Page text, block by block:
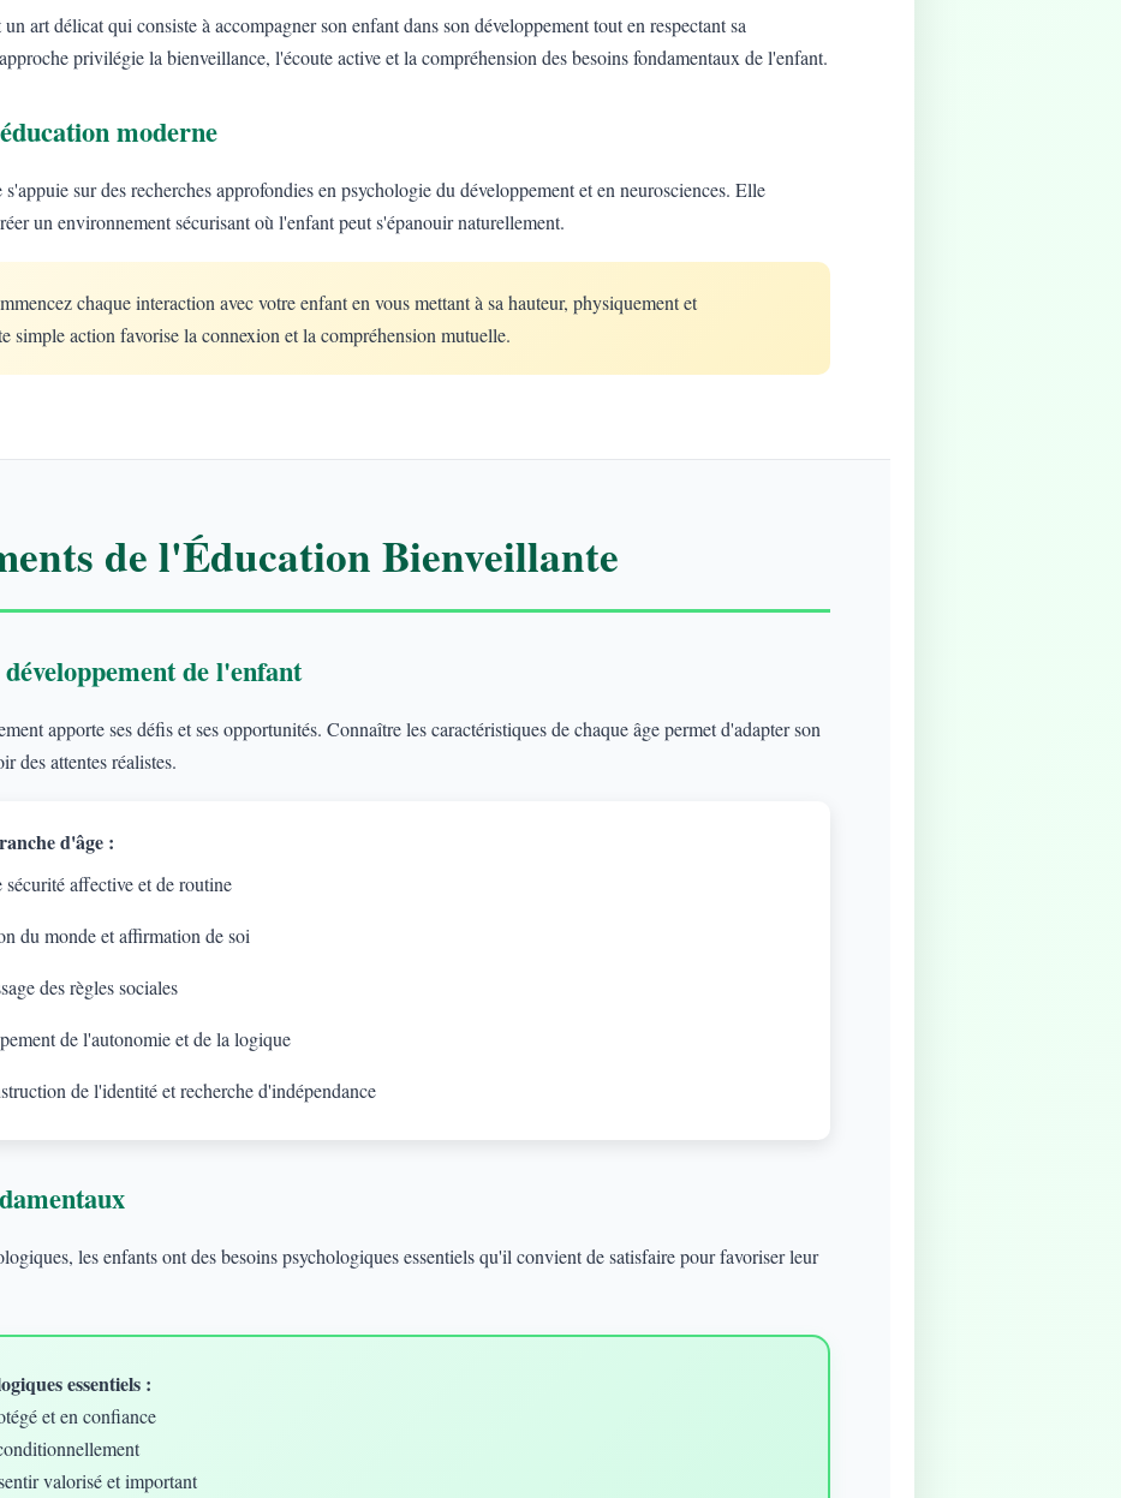
art délicat qui consiste à accompagner son enfant dans son développement tout en respectant sa
privilégie la bienveillance, l'écoute active et la compréhension des besoins fondamentaux de l'enfant.
moderne
sur des recherches approfondies en psychologie du développement et en neurosciences. Elle
un environnement sécurisant où l'enfant peut s'épanouir naturellement.
chaque interaction avec votre enfant en vous mettant à sa hauteur, physiquement et
simple action favorise la connexion et la compréhension mutuelle.
de l'Éducation Bienveillante
de l'enfant
apporte ses défis et ses opportunités. Connaître les caractéristiques de chaque âge permet d'adapter son
des attentes réalistes.
d'âge :
affective et de routine
du monde et affirmation de soi
des règles sociales
de l'autonomie et de la logique
de l'identité et recherche d'indépendance
les enfants ont des besoins psychologiques essentiels qu'il convient de satisfaire pour favoriser leur
essentiels :
et en confiance
valorisé et important